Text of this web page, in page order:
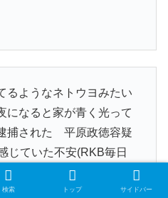
るようなネトウヨみたい
になると家が青く光って
捕された 平原政徳容疑
ていた不安(RKB毎日
t.co/jXEr9DwZDg
検索 トップ サイドバー